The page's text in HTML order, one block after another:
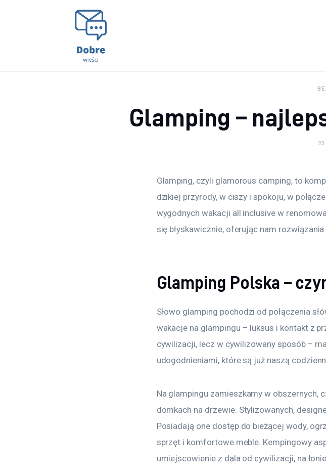
Glamping –
23
Glamping, czyli glamorous camping, to
dzikiej przyrody, w ciszy i spokoju, w
wygodnych wakacji all inclusive w
się błyskawicznie, oferując nam
Glamping Polska –
Słowo glamping pochodzi od połączenia
wakacje na glampingu – luksus i kontakt z
cywilizacji, lecz w cywilizowany sposób –
udogodnieniami, które są już naszą
Na glampingu zamieszkamy w obszernych,
domkach na drzewie. Stylizowanych,
Posiadają one dostęp do bieżącej wody,
sprzęt i komfortowe meble. Kempingowy
umiejscowienie z dala od cywilizacji, na